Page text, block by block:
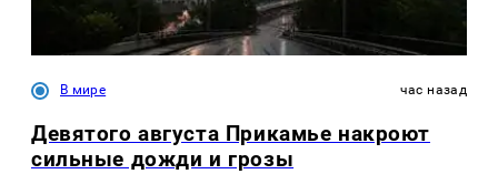
В мире час назад
Девятого августа Прикамье накроют
сильные дожди и грозы